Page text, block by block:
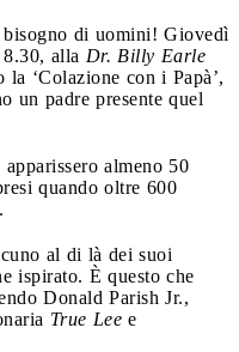
di uomini! Giovedì
alla Dr. Billy Earle
la ‘Colazione con i Papà’,
un padre presente quel
almeno 50
quando oltre 600
al di là dei suoi
ispirato. È questo che
Donald Parish Jr.,
True Lee e